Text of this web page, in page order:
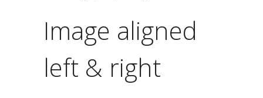
Image aligned
left & right